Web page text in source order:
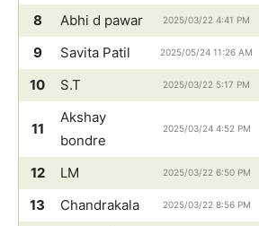
8 Abhi d pawar 2025/03/22 4:41 PM
9
Savita Patil 2025/05/24 11:26 AM
10
S.T 2025/03/22 5:17 PM
11
Akshay
bondre
2025/03/24 4:52 PM
12 LM 2025/03/22 6:50 PM
13
Chandrakala 2025/03/22 8:56 PM